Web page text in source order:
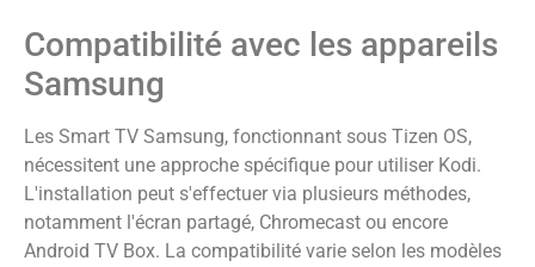
Compatibilité avec les appareils
Samsung
Les Smart TV Samsung, fonctionnant sous Tizen OS,
nécessitent une approche spécifique pour utiliser Kodi.
L'installation peut s'effectuer via plusieurs méthodes,
notamment l'écran partagé, Chromecast ou encore
Android TV Box. La compatibilité varie selon les modèles